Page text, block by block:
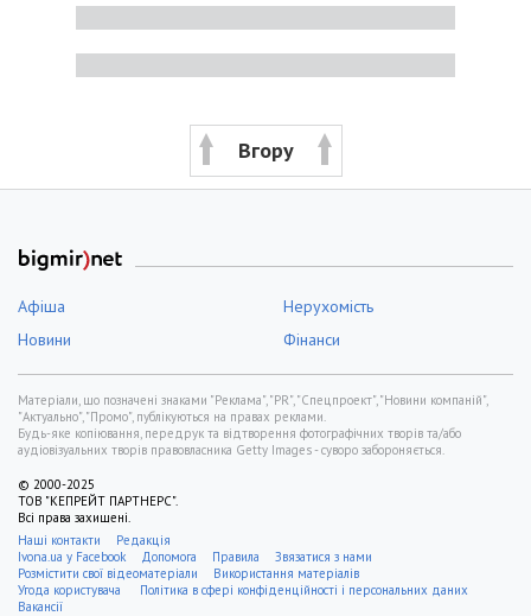
Вгору
Афіша
Нерухомість
Новини
Фінанси
Матеріали, що позначені знаками "Реклама", "PR", "Спецпроект", "Новини компаній",
"Актуально", "Промо", публікуються на правах реклами.
Будь-яке копіювання, передрук та відтворення фотографічних творів та/або
аудіовізуальних творів правовласника Getty Images - суворо забороняється.
© 2000-2025
ТОВ "КЕПРЕЙТ ПАРТНЕРС".
Всі права захищені.
Наші контакти
Редакція
Ivona.ua у Facebook
Допомога Правила
Звязатися з нами
Розмістити свої відеоматеріали
Використання матеріалів
Угода користувача
Політика в сфері конфіденційності і персональних даних
Вакансії